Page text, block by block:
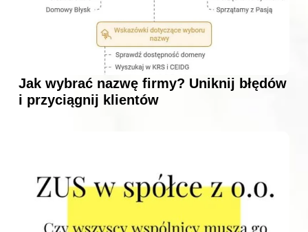
Jak wybrać nazwę firmy? Uniknij błędów
i przyciągnij klientów